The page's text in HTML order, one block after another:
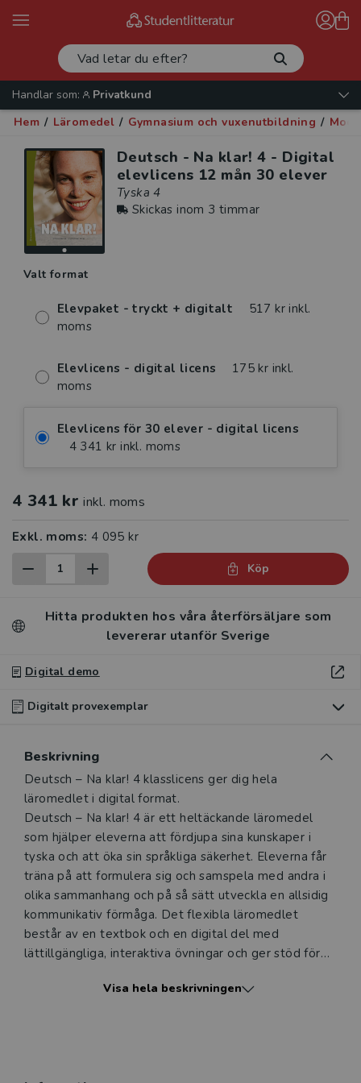
Handlar som:
Privatkund
Hem / Läromedel / Gymnasium och vuxenutbildning /
Deutsch - Na klar! 4 - Digital
elevlicens 12 mån 30 elever
Tyska 4
Skickas inom 3 timmar
Valt format
Elevpaket - tryckt + digitalt
517 kr inkl.
moms
Elevlicens - digital licens
175 kr inkl.
moms
Elevlicens för 30 elever - digital licens
4 341 kr inkl. moms
4 341 kr inkl. moms
Exkl. moms: 4 095 kr
Köp
Hitta produkten hos våra återförsäljare som
levererar utanför Sverige
Digital demo
Digitalt provexemplar
digitalt provexemplar av den här produkten.
Ett digitalt provexemplar ger dig tillgång till det digitala
läromedlet där den digitala boken ingår under tre
månader. Observera att erbjudandet endast gäller
relevanta produkter för din undervisning (nivå och ämne)
och dig som är verksam i Sverige.Du kan naturligtvis alltid
kontakta vårkundservice om du önskar ytterligare
information eller har frågor om produkten.
Den här produkten kan beställas av lärare på gymnasium
utbildningsföretag.
Beskrivning
Beskrivning
Deutsch – Na klar! 4 klasslicens ger dig hela
läromedlet i digital format.
Deutsch – Na klar! 4 är ett heltäckande läromedel
som hjälper eleverna att fördjupa sina kunskaper i
tyska och att öka sin språkliga säkerhet. Eleverna får
träna på att formulera sig och samspela med andra i
olika sammanhang och på så sätt utveckla en allsidig
kommunikativ förmåga. Det flexibla läromedlet
består av en textbok och en digital del med
lättillgängliga, interaktiva övningar och ger stöd för
för dem med läs- och skrivsvårigheter.
Visa hela beskrivningen